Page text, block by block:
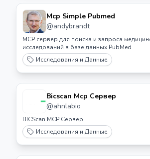
Mcp Simple Pubmed
@andybrandt
MCP сервер для поиска и запроса
исследований в базе данных PubMed
Исследования и Данные
Bicscan Mcp Сервер
@ahnlabio
BICScan MCP Сервер
Исследования и Данные